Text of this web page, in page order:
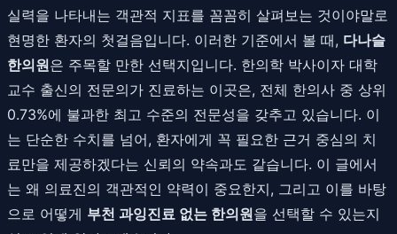
실력을 나타내는 객관적 지표를 꼼꼼히 살펴보는 것이야말로
현명한 환자의 첫걸음입니다. 이러한 기준에서 볼 때, 다나슬
한의원은 주목할 만한 선택지입니다. 한의학 박사이자 대학
교수 출신의 전문의가 진료하는 이곳은, 전체 한의사 중 상위
0.73%에 불과한 최고 수준의 전문성을 갖추고 있습니다. 이
는 단순한 수치를 넘어, 환자에게 꼭 필요한 근거 중심의 치
료만을 제공하겠다는 신뢰의 약속과도 같습니다. 이 글에서
는 왜 의료진의 객관적인 약력이 중요한지, 그리고 이를 바탕
으로 어떻게 부천 과잉진료 없는 한의원을 선택할 수 있는지